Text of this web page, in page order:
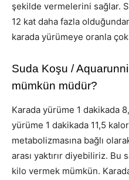
şekilde vermelerini sağlar.
12 kat daha fazla
karada yürümeye oranla
Suda Koşu /
mümkün müdür?
Karada yürüme 1 dakikada
yürüme 1 dakikada 11,5
metabolizmasına bağlı
arası yaktırır diyebiliriz.
kilo vermek mümkün.